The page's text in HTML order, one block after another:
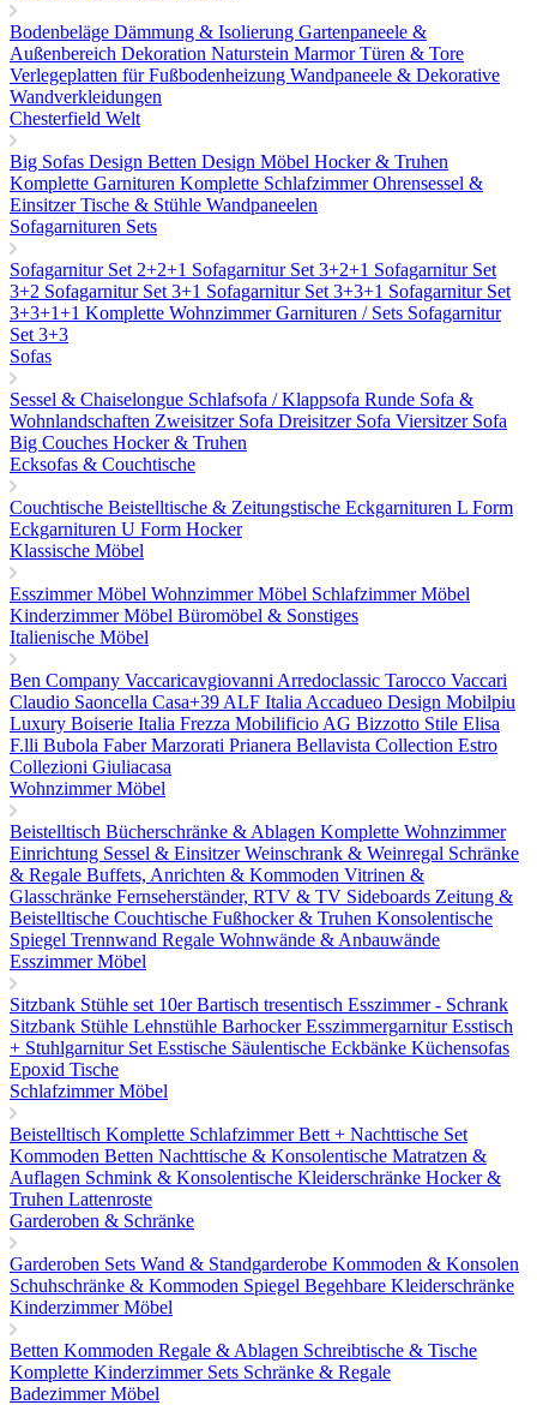
Bodenbeläge Dämmung & Isolierung Gartenpaneele &
Außenbereich Dekoration Naturstein MarmorTüren & Tore
Verlegeplatten für Fußbodenheizung Wandpaneele & Dekorative
Wandverkleidungen
Chesterfield Welt
Big Sofas Design Betten Design Möbel Hocker & Truhen
Komplette Garnituren Komplette SchlafzimmerOhrensessel &
EinsitzerTische & Stühle Wandpaneelen
Sofagarnituren Sets
Sofagarnitur Set 2+2+1 Sofagarnitur Set 3+2+1 Sofagarnitur Set
3+2 Sofagarnitur Set 3+1 Sofagarnitur Set 3+3+1 Sofagarnitur Set
3+3+1+1 Komplette Wohnzimmer Garnituren / Sets Sofagarnitur
Set 3+3
Sofas
Sessel & Chaiselongue Schlafsofa / Klappsofa Runde Sofa &
Wohnlandschaften Zweisitzer Sofa Dreisitzer Sofa Viersitzer Sofa
Big Couches Hocker & Truhen
Ecksofas & Couchtische
Couchtische Beistelltische & Zeitungstische Eckgarnituren L Form
Eckgarnituren U Form Hocker
Klassische Möbel
Esszimmer Möbel Wohnzimmer Möbel Schlafzimmer Möbel
Kinderzimmer Möbel Büromöbel & Sonstiges
Italienische Möbel
Ben Company Vaccaricavgiovanni Arredoclassic Tarocco Vaccari
Claudio Saoncella Casa+39 ALF Italia Accadueo Design Mobilpiu
Luxury Boiserie Italia Frezza Mobilificio AG Bizzotto Stile Elisa
F.lli Bubola FaberMarzorati Prianera Bellavista Collection Estro
Collezioni Giuliacasa
Wohnzimmer Möbel
Beistelltisch Bücherschränke & Ablagen Komplette Wohnzimmer
Einrichtung Sessel & EinsitzerWeinschrank & Weinregal Schränke
& Regale Buffets, Anrichten & Kommoden Vitrinen &
Glasschränke Fernseherständer, RTV & TV Sideboards Zeitung &
Beistelltische Couchtische Fußhocker & Truhen Konsolentische
Spiegel Trennwand Regale Wohnwände & Anbauwände
Esszimmer Möbel
Sitzbank Stühle set 10erBartisch tresentisch Esszimmer - Schrank
Sitzbank Stühle Lehnstühle BarhockerEsszimmergarniturEsstisch
+ Stuhlgarnitur Set Esstische Säulentische Eckbänke Küchensofas
Epoxid Tische
Schlafzimmer Möbel
Beistelltisch Komplette SchlafzimmerBett + Nachttische Set
Kommoden Betten Nachttische & Konsolentische Matratzen &
Auflagen Schmink & Konsolentische Kleiderschränke Hocker &
Truhen Lattenroste
Garderoben & Schränke
Garderoben Sets Wand & Standgarderobe Kommoden & Konsolen
Schuhschränke & Kommoden Spiegel Begehbare Kleiderschränke
Kinderzimmer Möbel
Betten Kommoden Regale & Ablagen Schreibtische & Tische
Komplette Kinderzimmer Sets Schränke & Regale
Badezimmer Möbel